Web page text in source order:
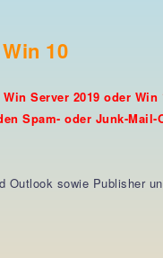
10
Server 2019 oder Win
Spam- oder Junk-Mail-
Outlook sowie Publisher